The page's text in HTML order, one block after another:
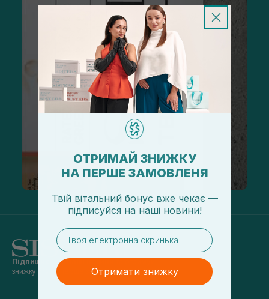
Підпишись на наші новини
знижку 5% на перше замовлення
ОТРИМАЙ ЗНИЖКУ
НА ПЕРШЕ ЗАМОВЛЕНЯ
Твій вітальний бонус вже чекає —
підписуйся на наші новини!
email
Отримати знижку